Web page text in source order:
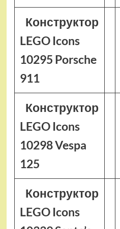
Конструктор
LEGO Icons
10295 Porsche
911
Конструктор
LEGO Icons
10298 Vespa
125
Конструктор
LEGO Icons